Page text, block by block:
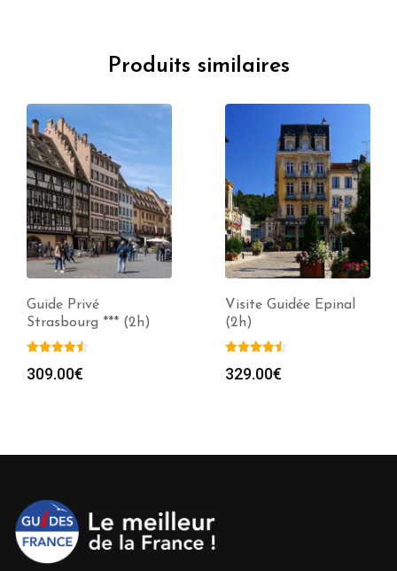
Produits similaires
Guide Privé
Strasbourg *** (2h)
309.00€
Visite Guidée Epinal
(2h)
329.00€